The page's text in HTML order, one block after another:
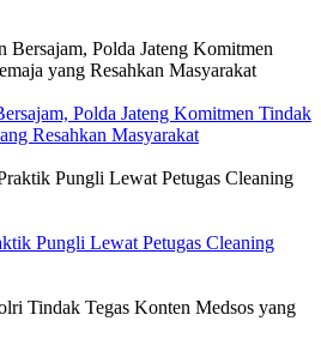
Polda Jateng Komitmen Tindak
Resahkan Masyarakat
Pungli Lewat Petugas Cleaning